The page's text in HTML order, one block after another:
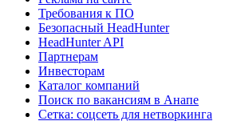
Требования к ПО
Безопасный HeadHunter
HeadHunter API
Партнерам
Инвесторам
Каталог компаний
Поиск по вакансиям в Анапе
Сетка: соцсеть для нетворкинга